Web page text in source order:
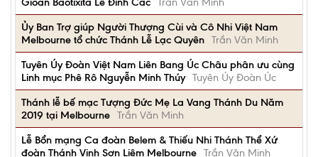
Ủy Ban Trợ giúp Người Thượng Cùi và Cô Nhi Việt Nam
Melbourne tổ chức Thánh Lễ Lạc Quyên Trần Văn Minh
Tuyên Úy Đoàn Việt Nam Liên Bang Úc Châu phân ưu cùng
Linh mục Phê Rô Nguyễn Minh Thúy Tuyên Úy Đoàn Úc
Thánh lễ bế mạc Tượng Đức Mẹ La Vang Thánh Du Năm
2019 tại Melbourne Trần Văn Minh
Lễ Bổn mạng Ca đoàn Belem & Thiếu Nhi Thánh Thể Xứ
đoàn Thánh Vinh Sơn Liêm Melbourne Trần Văn Minh